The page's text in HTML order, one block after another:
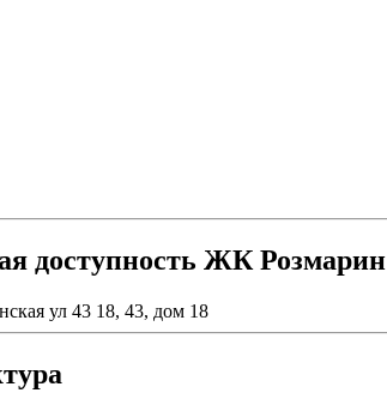
доступность ЖК Розмарин
ул 43 18, 43, дом 18